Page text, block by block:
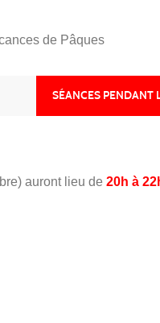
de Pâques
SÉANCES PENDANT
auront lieu de 20h à